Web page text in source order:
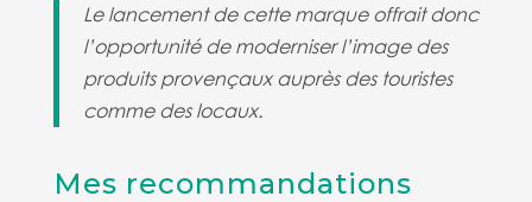
Le lancement de cette marque offrait donc
l’opportunité de moderniser l’image des
produits provençaux auprès des touristes
comme des locaux.
Mes recommandations